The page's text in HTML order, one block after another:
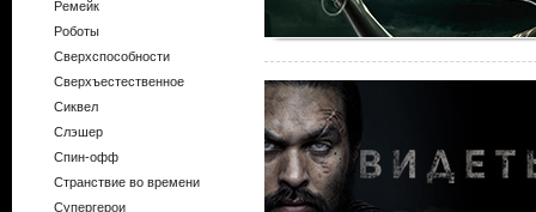
Ремейк
Роботы
Сверхспособности
Сверхъестественное
Сиквел
Слэшер
Спин-офф
Странствие во времени
Супергерои